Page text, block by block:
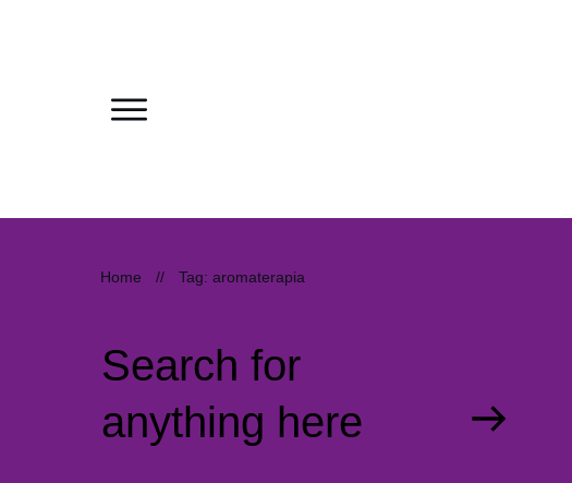
Home // Tag: aromaterapia
Search for
anything here